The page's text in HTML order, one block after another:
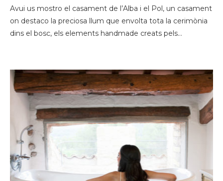
Avui us mostro el casament de l’Alba i el Pol, un casament
on destaco la preciosa llum que envolta tota la cerimònia
dins el bosc, els elements handmade creats pels…